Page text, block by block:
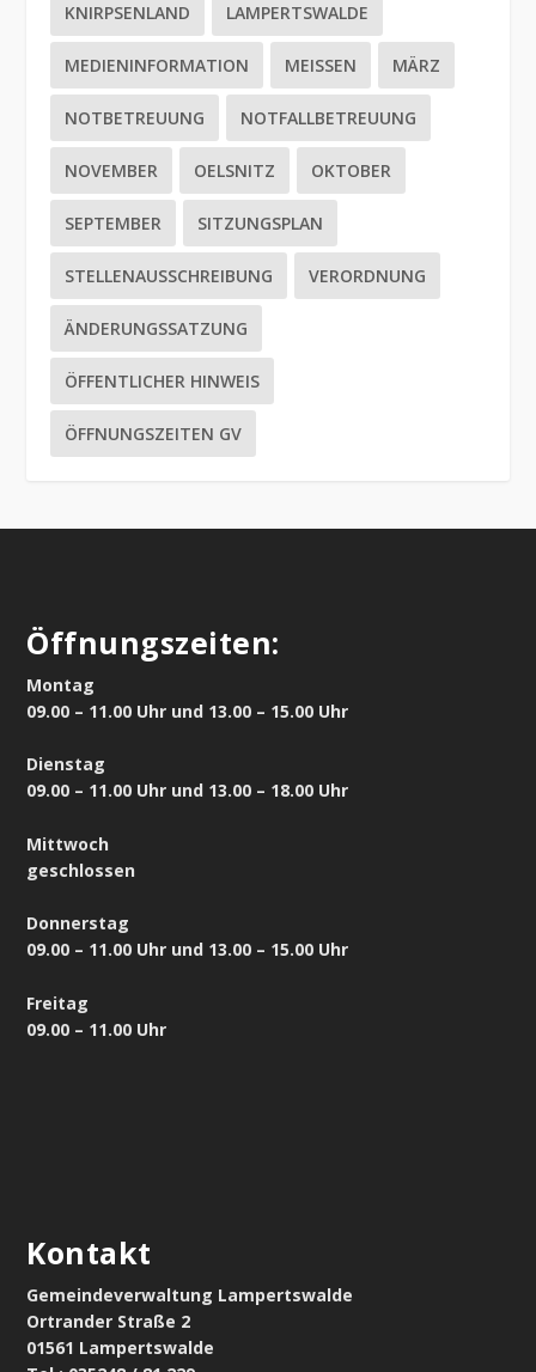
KNIRPSENLAND LAMPERTSWALDE
MEDIENINFORMATION MEISSEN MÄRZ
NOTBETREUUNG NOTFALLBETREUUNG
NOVEMBER OELSNITZ OKTOBER
SEPTEMBER SITZUNGSPLAN
STELLENAUSSCHREIBUNG VERORDNUNG
ÄNDERUNGSSATZUNG
ÖFFENTLICHER HINWEIS
ÖFFNUNGSZEITEN GV
Öffnungszeiten:
Montag
09.00 – 11.00 Uhr und 13.00 – 15.00 Uhr
Dienstag
09.00 – 11.00 Uhr und 13.00 – 18.00 Uhr
Mittwoch
geschlossen
Donnerstag
09.00 – 11.00 Uhr und 13.00 – 15.00 Uhr
Freitag
09.00 – 11.00 Uhr
Kontakt
Gemeindeverwaltung Lampertswalde
Ortrander Straße 2
01561 Lampertswalde